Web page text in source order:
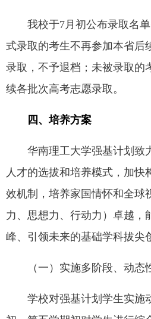
我校于7月初公布录取名
式录取的考生不再参加本省后
录取，不予退档；未被录取的
续各批次高考志愿录取。
四、培养方案
华南理工大学强基计划致
人才的选拔和培养模式，加快
效机制，培养家国情怀和全球
力、思想力、行动力）卓越，
峰、引领未来的基础学科拔尖
（一）实施多阶段、动态
学校对强基计划学生实施